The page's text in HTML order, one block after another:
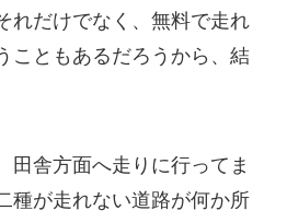
れだけでなく、無料で走れ
こともあるだろうから、結
田舎方面へ走りに行ってま
種が走れない道路が何か所